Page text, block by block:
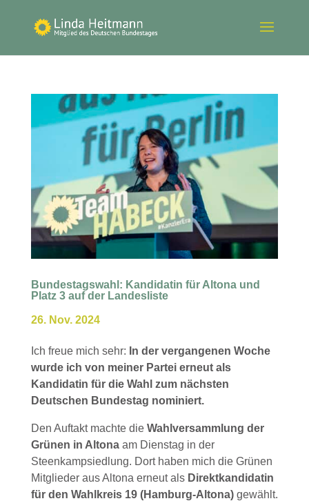
Bundestagswahl: Kandidatin für Altona und
Platz 3 auf der Landesliste
26. Nov. 2024
Ich freue mich sehr: In der vergangenen Woche
wurde ich von meiner Partei erneut als
Kandidatin für die Wahl zum nächsten
Deutschen Bundestag nominiert.
Den Auftakt machte die Wahlversammlung der
Grünen in Altonaam Dienstag in der
Steenkampsiedlung. Dort haben mich die Grünen
Mitglieder aus Altona erneut als Direktkandidatin
für den Wahlkreis 19 (Hamburg-Altona)gewählt.